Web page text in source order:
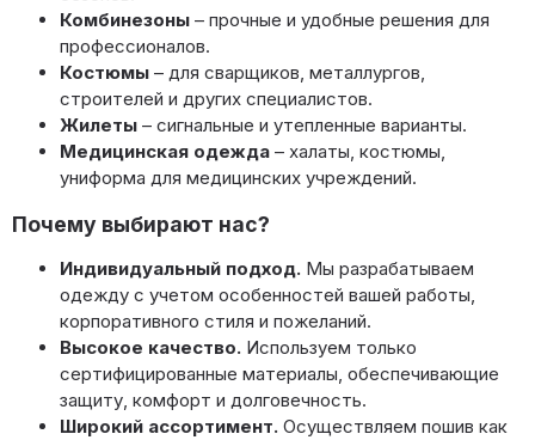
Комбинезоны – прочные и удобные решения для
профессионалов.
Костюмы – для сварщиков, металлургов,
строителей и других специалистов.
Жилеты – сигнальные и утепленные варианты.
Медицинская одежда – халаты, костюмы,
униформа для медицинских учреждений.
Почему выбирают нас?
Индивидуальный подход. Мы разрабатываем
одежду с учетом особенностей вашей работы,
корпоративного стиля и пожеланий.
Высокое качество. Используем только
сертифицированные материалы, обеспечивающие
защиту, комфорт и долговечность.
Широкий ассортимент. Осуществляем пошив как